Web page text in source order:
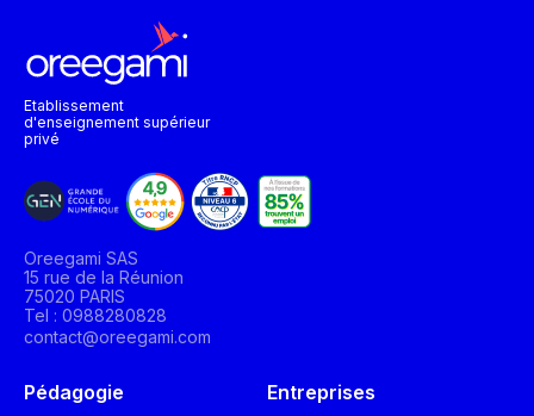
Etablissement
d'enseignement supérieur
privé
Oreegami SAS
15 rue de la Réunion
75020 PARIS
Tel : 0988280828
contact@oreegami.com
Pédagogie Entreprises